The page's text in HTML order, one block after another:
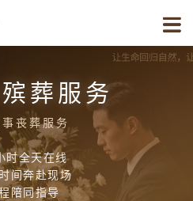
葬服务
丧葬服务
时全天在线
间奔赴现场
陪同指导